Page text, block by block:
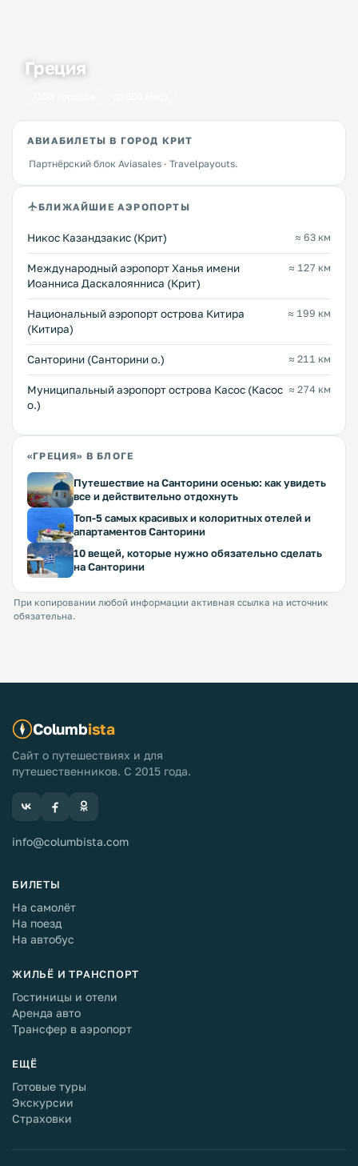
Греция
АВИАБИЛЕТЫ В ГОРОД КРИТ
Партнёрский блок Aviasales · Travelpayouts.
БЛИЖАЙШИЕ АЭРОПОРТЫ
Никос Казандзакис (Крит) ≈ 63 км
Международный аэропорт Ханья имени
Иоанниса Даскалоянниса (Крит)
≈ 127 км
Национальный аэропорт острова Китира
(Китира)
≈ 199 км
Санторини (Санторини о.) ≈ 211 км
Муниципальный аэропорт острова Касос (Касос
о.)
≈ 274 км
«ГРЕЦИЯ» В БЛОГЕ
Путешествие на Санторини осенью: как увидеть
все и действительно отдохнуть
Топ-5 самых красивых и колоритных отелей и
апартаментов Санторини
10 вещей, которые нужно обязательно сделать
на Санторини
При копировании любой информации активная ссылка на источник
обязательна.
Columbista
Сайт о путешествиях и для
путешественников. С 2015 года.
info@columbista.com
БИЛЕТЫ
На самолёт
На поезд
На автобус
ЖИЛЬЁ И ТРАНСПОРТ
Гостиницы и отели
Аренда авто
Трансфер в аэропорт
ЕЩЁ
Готовые туры
Экскурсии
Страховки